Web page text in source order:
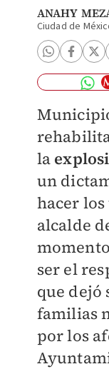
ANAHY
Ciudad de
la
un
hacer
alcalde
ser el
que dejó
familias
por los